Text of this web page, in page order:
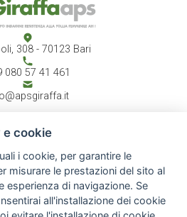
308 - 70123 Bari
080 57 41 461
SIAMO
costitutivo
annuale
Staff
e cookie
i cookie, per garantire le
misurare le prestazioni del sito al
esperienza di navigazione. Se
all'installazione dei cookie